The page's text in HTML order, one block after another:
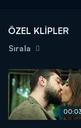
ÖZEL KLİPLER
Sırala